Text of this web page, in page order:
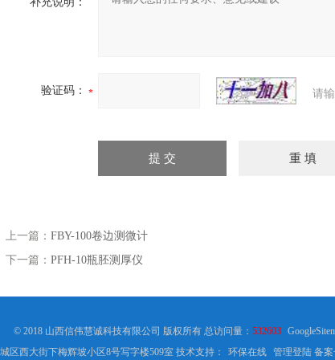
验证码： 请
上一篇： FBY-100卷边测微计
下一篇： PFH-10瓶胚测厚仪
© 2018 山西信伟慧诚科技有限公司 版权所有 总访问量： 532603
区西大街下梅辉坡小区8号写字楼509室 技术支持：
环保在线 管理登陆备案